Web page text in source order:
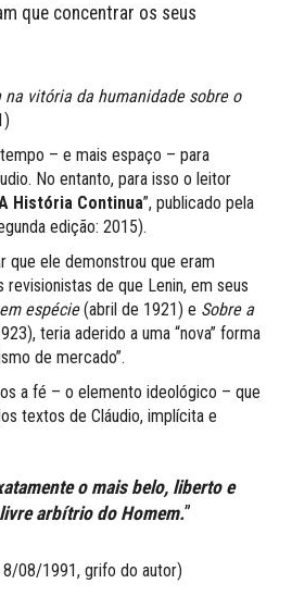
que concentrar os seus
na vitória da humanidade sobre o
– e mais espaço – para
No entanto, para isso o leitor
História Continua”, publicado pela
edição: 2015).
que ele demonstrou que eram
de que Lenin, em seus
espécie(abril de 1921) e Sobre a
teria aderido a uma “nova” forma
de mercado”.
a fé – o elemento ideológico – que
textos de Cláudio, implícita e
o mais belo, liber­to e
arbítrio do Homem.”
8/08/1991, grifo do autor)